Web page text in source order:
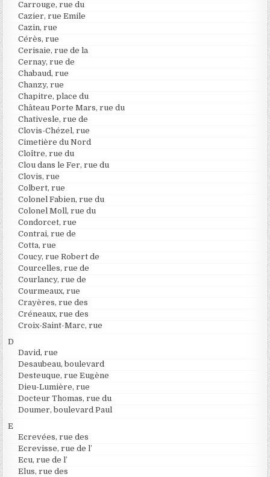
Carrouge, rue du
Cazier, rue Emile
Cazin, rue
Cérès, rue
Cerisaie, rue de la
Cernay, rue de
Chabaud, rue
Chanzy, rue
Chapitre, place du
Château Porte Mars, rue du
Chativesle, rue de
Clovis-Chézel, rue
Cimetière du Nord
Cloître, rue du
Clou dans le Fer, rue du
Clovis, rue
Colbert, rue
Colonel Fabien, rue du
Colonel Moll, rue du
Condorcet, rue
Contrai, rue de
Cotta, rue
Coucy, rue Robert de
Courcelles, rue de
Courlancy, rue de
Courmeaux, rue
Crayères, rue des
Créneaux, rue des
Croix-Saint-Marc, rue
D
David, rue
Desaubeau, boulevard
Desteuque, rue Eugène
Dieu-Lumière, rue
Docteur Thomas, rue du
Doumer, boulevard Paul
E
Ecrevées, rue des
Ecrevisse, rue de l’
Ecu, rue de l’
Elus, rue des